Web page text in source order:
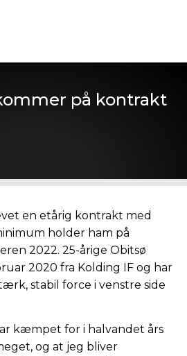
på kontrakt
en etårig kontrakt med
holder ham på
2022. 25-årige Obitsø
2020 fra Kolding IF og har
stabil force i venstre side
kæmpet for i halvandet års
og at jeg bliver